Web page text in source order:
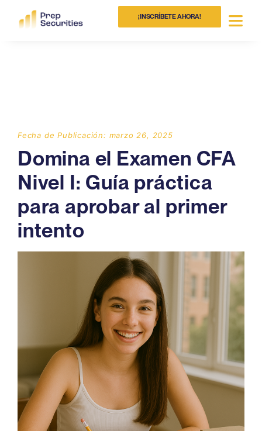
¡INSCRÍBETE AHORA!
Fecha de Publicación: marzo 26, 2025
Domina el Examen CFA
Nivel I: Guía práctica
para aprobar al primer
intento